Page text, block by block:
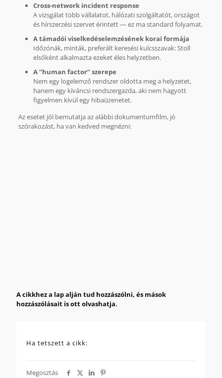
Cross-network incident response
A vizsgálat több vállalatot, hálózati szolgáltatót, országot
és hírszerzési szervet érintett — ez ma standard folyamat.
A támadói viselkedéselemzésének korai formája
Időzónák, minták, preferált keresési kulcsszavak: Stoll
elsőként alkalmazta ezeket éles helyzetben.
A “human factor” szerepe
Nem egy logelemző rendszer oldotta meg a helyzetet,
hanem egy kíváncsi rendszergazda, aki nem hagyott
figyelmen kívül egy hibaüzenetet.
Az esetet jól bemutatja az alábbi dokumentumfilm, jó
szórakozást, ha van kedved megnézni:
A cikkhez a lap alján tud hozzászólni, és mások
hozzászólásait is ott olvashatja.
Ha tetszett a cikk:
Megosztás